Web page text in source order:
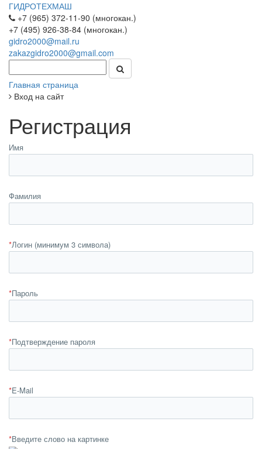
ГИДРОТЕХМАШ
+7 (965) 372-11-90 (многокан.)
+7 (495) 926-38-84 (многокан.)
gidro2000@mail.ru
zakazgidro2000@gmail.com
Главная страница
Вход на сайт
Регистрация
Имя
Фамилия
*Логин (минимум 3 символа)
*Пароль
*Подтверждение пароля
*E-Mail
*Введите слово на картинке